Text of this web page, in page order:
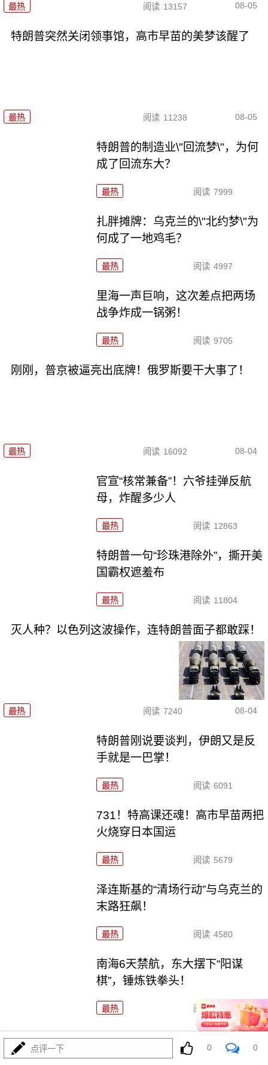
最热 阅读 13157 08-05
特朗普突然关闭领事馆，高市早苗的美梦该醒了
最热 阅读 11238 08-05
特朗普的制造业\"回流梦\"，为何
成了回流东大？
最热 阅读 7999
扎胖摊牌：乌克兰的\"北约梦\"为
何成了一地鸡毛？
最热 阅读 4997
里海一声巨响，这次差点把两场
战争炸成一锅粥！
最热 阅读 9705
刚刚，普京被逼亮出底牌！俄罗斯要干大事了！
最热 阅读 16092 08-04
官宣“核常兼备”！六爷挂弹反航
母，炸醒多少人
最热 阅读 12863
特朗普一句“珍珠港除外”，撕开美
国霸权遮羞布
最热 阅读 11804
灭人种？以色列这波操作，连特朗普面子都敢踩！
最热 阅读 7240 08-04
特朗普刚说要谈判，伊朗又是反
手就是一巴掌！
最热 阅读 6091
731！特高课还魂！高市早苗两把
火烧穿日本国运
最热 阅读 5679
泽连斯基的“清场行动”与乌克兰的
末路狂飙！
最热 阅读 4580
南海6天禁航，东大摆下“阳谋
棋”，锤炼铁拳头！
最热 阅读 21973
美利坚亲自下场救日元，结果呢？回弹后又蔫了
点评一下 0 0